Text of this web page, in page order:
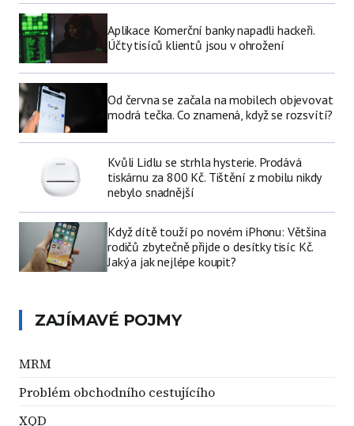
Aplikace Komerční banky napadli hackeři.
Účty tisíců klientů jsou v ohrožení
Od června se začala na mobilech objevovat
modrá tečka. Co znamená, když se rozsvítí?
Kvůli Lidlu se strhla hysterie. Prodává
tiskárnu za 800 Kč. Tištění z mobilu nikdy
nebylo snadnější
Když dítě touží po novém iPhonu: Většina
rodičů zbytečně přijde o desítky tisíc Kč.
Jaký a jak nejlépe koupit?
ZAJÍMAVÉ POJMY
MRM
Problém obchodního cestujícího
XQD